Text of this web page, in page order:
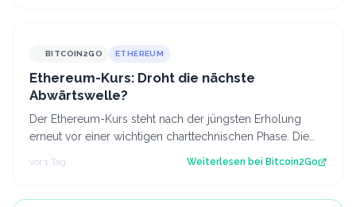
BITCOIN2GO ETHEREUM
Ethereum-Kurs: Droht die nächste
Abwärtswelle?
Der Ethereum-Kurs steht nach der jüngsten Erholung
erneut vor einer wichtigen charttechnischen Phase. Die
vor 1 Tag Weiterlesen bei Bitcoin2Go